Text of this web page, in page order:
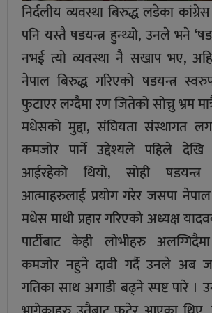
निर्दलीय व्यवस्था बिरुद्ध लडेका
पनि यस्तै षडयन्त्र हुन्थ्यो, उनले भने
नभई त्यो व्यवस्था नै सखाप भए,
नेपाल बिरुद्ध गरिएको षडयन्त्र
फुटाएर लग्दैमा रण जितेको सोच्नु भ्रम
मधेसको मुद्दा, संघियता संस्थागत
कमजोर पार्ने उद्देश्यले पहिले
आईरहेको थियो, सोही
आत्माहरुलाई प्रयोग गरेर जसपा नेपाल
मधेस माथी प्रहार गरिएको अध्यक्ष
पार्टीबाट केही लोभीहरु
कमजोर नहुने दावी गर्दै उनले अब
गतिका साथ अगाडी बढ्ने स्पष्ट पारे ।